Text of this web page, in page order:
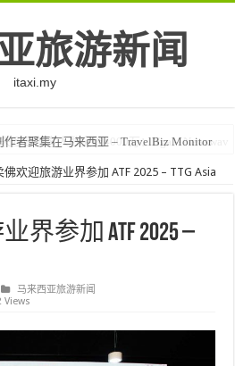
旅游新闻
itaxi.my
者聚集在马来西亚 – TravelBiz Monitor
佛欢迎旅游业界参加 ATF 2025 – TTG Asia
界参加 ATF 2025 –
马来西亚旅游新闻
Views